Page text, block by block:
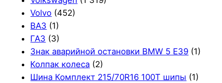
Volvo (452)
ВАЗ (1)
ГАЗ (3)
Знак аварийной остановки BMW 5 E39 (1)
Колпак колеса (2)
Шина Комплект 215/70R16 100T шипы (1)